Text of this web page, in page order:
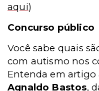
aqui)
Concurso público
Você sabe quais
com autismo nos
Entenda em
Agnaldo Bastos,